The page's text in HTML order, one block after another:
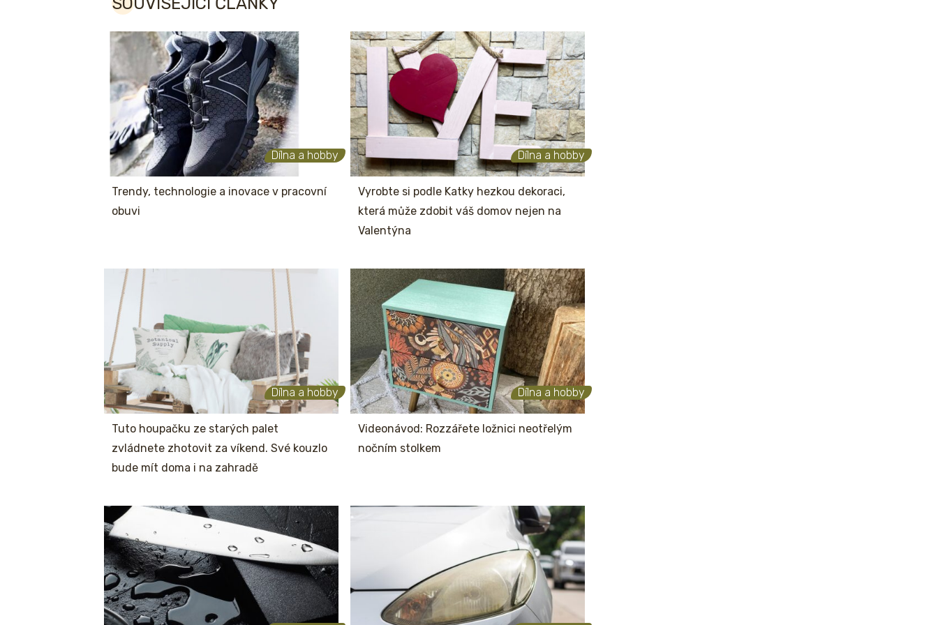
Dílna a hobby
Trendy, technologie a inovace v pracovní
obuvi
Dílna a hobby
Vyrobte si podle Katky hezkou dekoraci,
která může zdobit váš domov nejen na
Valentýna
Dílna a hobby
Tuto houpačku ze starých palet
zvládnete zhotovit za víkend. Své kouzlo
bude mít doma i na zahradě
Dílna a hobby
Videonávod: Rozzářete ložnici neotřelým
nočním stolkem